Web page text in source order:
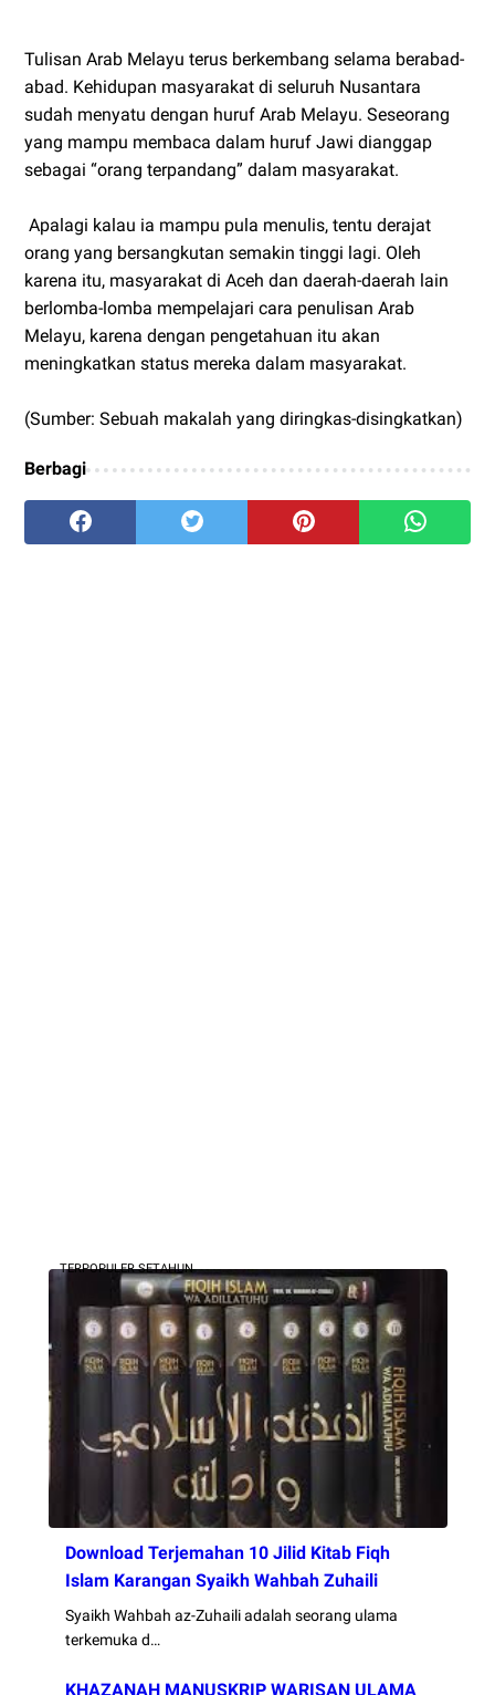
Tulisan Arab Melayu terus berkembang selama berabad-
abad. Kehidupan masyarakat di seluruh Nusantara
sudah menyatu dengan huruf Arab Melayu. Seseorang
yang mampu membaca dalam huruf Jawi dianggap
sebagai “orang terpandang” dalam masyarakat.
Apalagi kalau ia mampu pula menulis, tentu derajat
orang yang bersangkutan semakin tinggi lagi. Oleh
karena itu, masyarakat di Aceh dan daerah-daerah lain
berlomba-lomba mempelajari cara penulisan Arab
Melayu, karena dengan pengetahuan itu akan
meningkatkan status mereka dalam masyarakat.
(Sumber: Sebuah makalah yang diringkas-disingkatkan)
Berbagi
TERPOPULER SETAHUN
Download Terjemahan 10 Jilid Kitab Fiqh
Islam Karangan Syaikh Wahbah Zuhaili
Syaikh Wahbah az-Zuhaili adalah seorang ulama
terkemuka d…
KHAZANAH MANUSKRIP WARISAN ULAMA